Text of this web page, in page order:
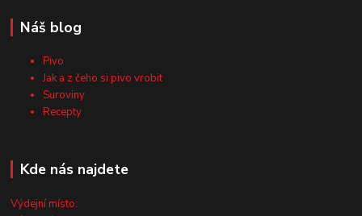
Náš blog
Pivo
Jak a z čeho si pivo vrobit
Suroviny
Recepty
Kde nás najdete
Výdejní místo: